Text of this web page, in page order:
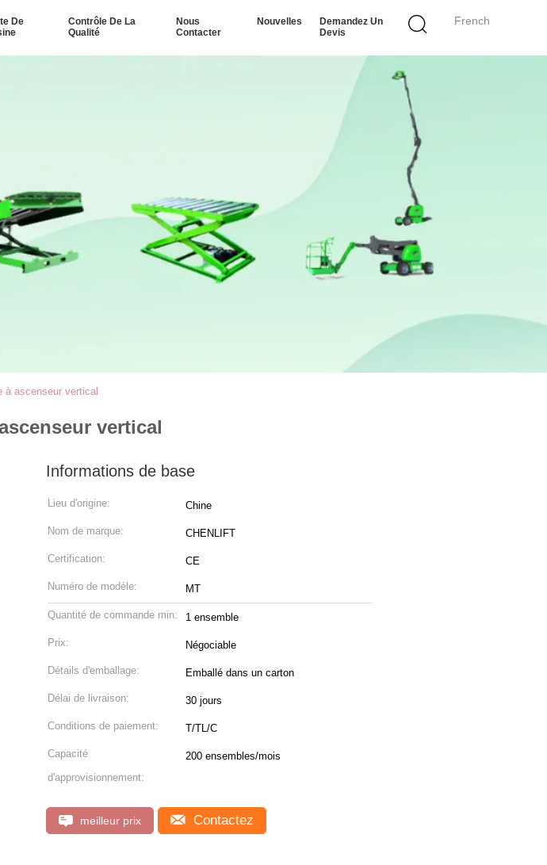
French
De
Contrôle De La
Qualité
Nous
Contacter
Nouvelles
Demandez Un
Devis
à ascenseur vertical
vertical
Informations de base
Lieu d'origine: Chine
Nom de marque: CHENLIFT
Certification: CE
Numéro de modèle: MT
Quantité de commande min: 1 ensemble
Prix: Négociable
Détails d'emballage: Emballé dans un carton
Délai de livraison: 30 jours
Conditions de paiement: T/TL/C
Capacité
d'approvisionnement:
200 ensembles/mois
meilleur prix Contactez